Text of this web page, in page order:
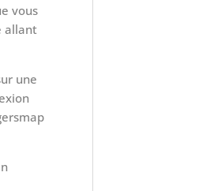
vous
allant
une